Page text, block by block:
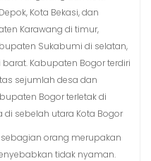
Kota Bekasi, dan
Karawang di timur,
Sukabumi di selatan,
Kabupaten Bogor terdiri
sejumlah desa dan
Bogor terletak di
sebelah utara Kota Bogor
orang merupakan
tidak nyaman.